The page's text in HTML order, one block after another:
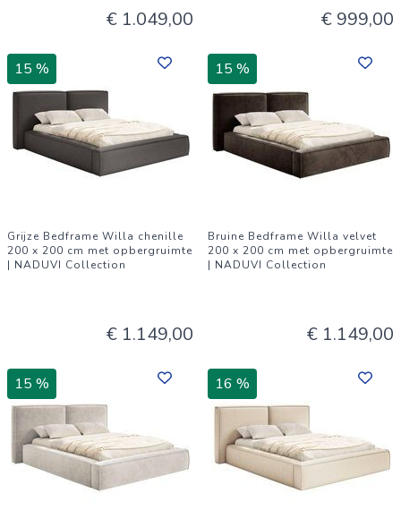
€ 1.049,00 € 999,00
15 %
Grijze Bedframe Willa chenille
200 x 200 cm met opbergruimte
| NADUVI Collection
€ 1.149,00
15 %
Bruine Bedframe Willa velvet
200 x 200 cm met opbergruimte
| NADUVI Collection
€ 1.149,00
15 % 16 %